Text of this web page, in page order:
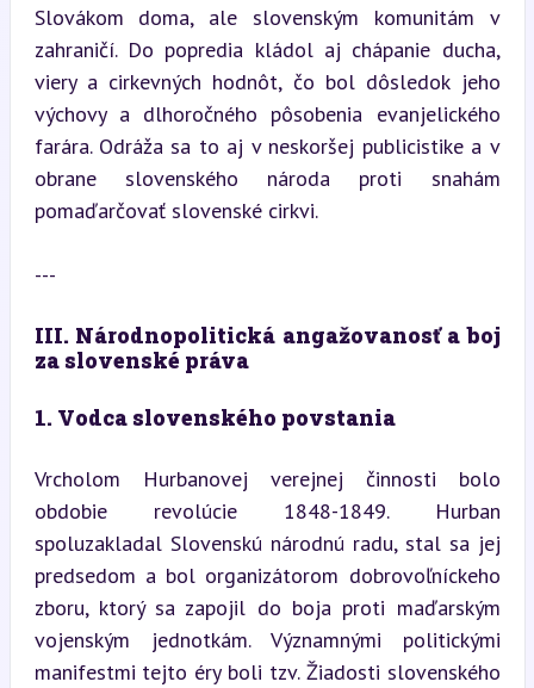
Slovákom doma, ale slovenským komunitám v
zahraničí. Do popredia kládol aj chápanie ducha,
viery a cirkevných hodnôt, čo bol dôsledok jeho
výchovy a dlhoročného pôsobenia evanjelického
farára. Odráža sa to aj v neskoršej publicistike a v
obrane slovenského národa proti snahám
pomaďarčovať slovenské cirkvi.
---
III. Národnopolitická angažovanosť a boj
za slovenské práva
1. Vodca slovenského povstania
Vrcholom Hurbanovej verejnej činnosti bolo
obdobie revolúcie 1848-1849. Hurban
spoluzakladal Slovenskú národnú radu, stal sa jej
predsedom a bol organizátorom dobrovoľníckeho
zboru, ktorý sa zapojil do boja proti maďarským
vojenským jednotkám. Významnými politickými
manifestmi tejto éry boli tzv. Žiadosti slovenského